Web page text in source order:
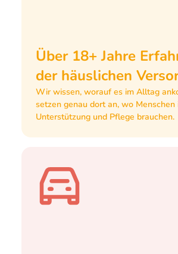
Über 18+ Jahre
der häuslichen
Wir wissen, worauf es im Alltag
setzen genau dort an, wo Menschen
Unterstützung und Pflege brauchen.